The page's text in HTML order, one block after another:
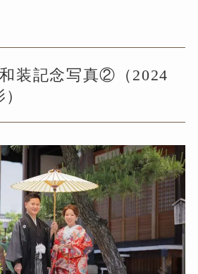
装記念写真②（2024